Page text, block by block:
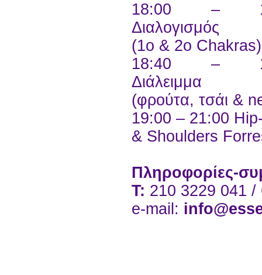
18:00 –
Διαλογισμός
(1ο & 2ο Chakras)
18:40 –
Διάλειμμα
(φρούτα, τσάι &
19:00 – 21:00
& Shoulders
Πληροφορίες-
Τ: 210 3229 041 /
e-mail: